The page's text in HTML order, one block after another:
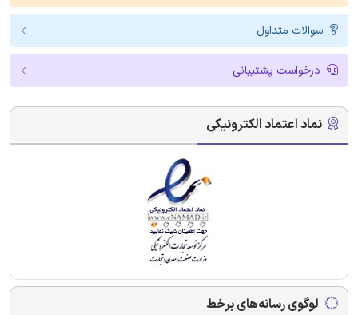
سوالات متداول
درخواست پشتیبانی
نماد اعتماد الکترونیکی
لوگوی رسانه‌های برخط